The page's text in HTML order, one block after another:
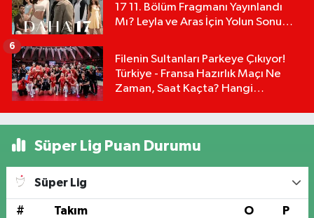
17 11. Bölüm Fragmanı Yayınlandı
Mı? Leyla ve Aras İçin Yolun Sonu
Filenin Sultanları Parkeye Çıkıyor!
Türkiye - Fransa Hazırlık Maçı Ne
Zaman, Saat Kaçta? Hangi
6
Süper Lig Puan Durumu
Süper Lig
# Takım O P